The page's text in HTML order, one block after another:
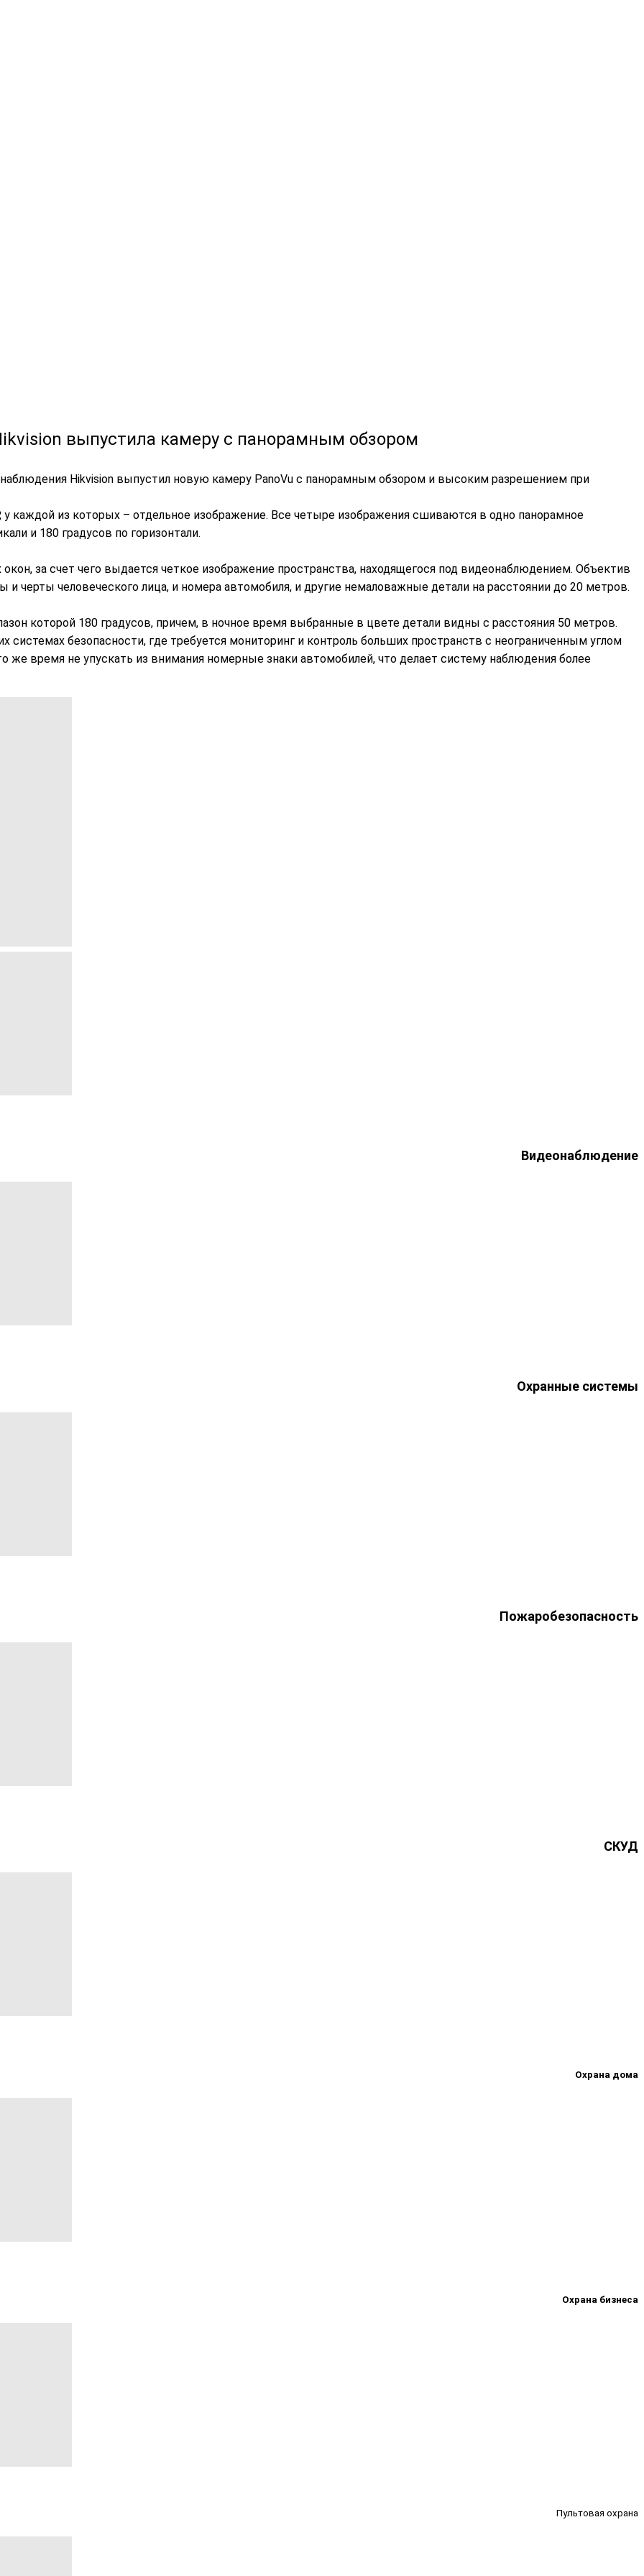
выпустила камеру с панорамным обзором
Hikvision выпустил новую камеру PanoVu с панорамным обзором и высоким разрешением при
каждой из которых – отдельное изображение. Все четыре изображения сшиваются в одно панорамное
и 180 градусов по горизонтали.
за счет чего выдается четкое изображение пространства, находящегося под видеонаблюдением. Объектив
черты человеческого лица, и номера автомобиля, и другие немаловажные детали на расстоянии до 20 метров.
которой 180 градусов, причем, в ночное время выбранные в цвете детали видны с расстояния 50 метров.
системах безопасности, где требуется мониторинг и контроль больших пространств с неограниченным углом
же время не упускать из внимания номерные знаки автомобилей, что делает систему наблюдения более
Видеонаблюдение
Охранные системы
Пожаробезопасность
СКУД
Охрана дома
Охрана бизнеса
Пультовая охрана